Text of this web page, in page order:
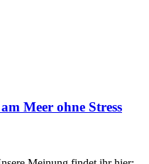
Meer ohne Stress